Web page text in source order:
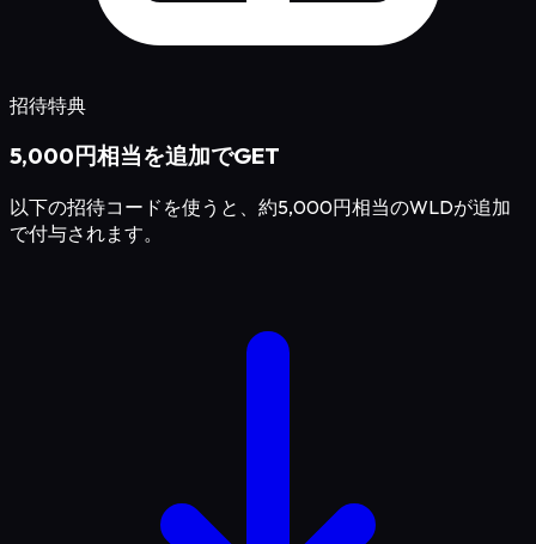
招待特典
5,000円相当を追加でGET
以下の招待コードを使うと、約5,000円相当のWLDが追加
で付与されます。